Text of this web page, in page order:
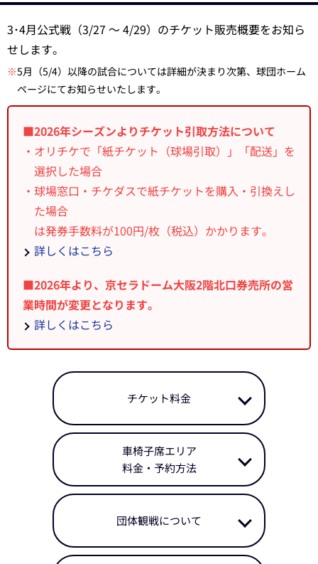
3･4月公式戦（3/27 ～ 4/29）のチケット販売概要をお知ら
せします。
※5月（5/4）以降の試合については詳細が決まり次第、球団ホーム
ページにてお知らせいたします。
■2026年シーズンよりチケット引取方法について
・オリチケで「紙チケット（球場引取）」「配送」を
選択した場合
・球場窓口・チケダスで紙チケットを購入・引換えし
た場合
は発券手数料が100円/枚（税込）かかります。
詳しくはこちら
■2026年より、京セラドーム大阪2階北口券売所の営
業時間が変更となります。
詳しくはこちら
チケット料金
車椅子席エリア
料金・予約方法
団体観戦について